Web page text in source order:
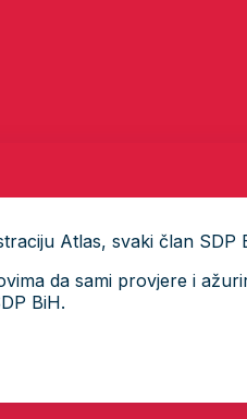
Atlas, svaki član
da sami provjere i
BiH.